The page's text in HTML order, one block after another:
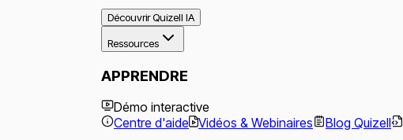
Découvrir Quizell IA
Ressources
APPRENDRE
Démo interactive
Centre d'aide
Vidéos & Webinaires Blog Quizell